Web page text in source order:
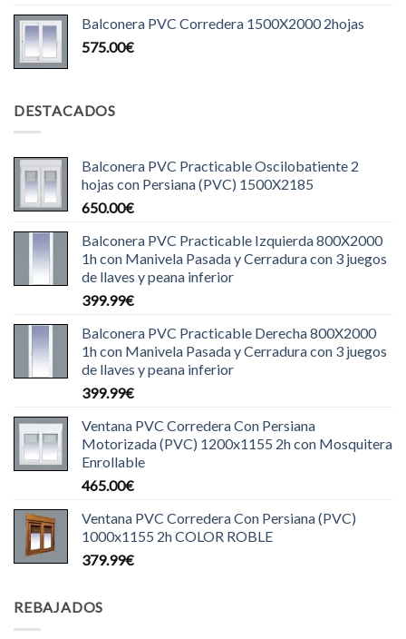
Balconera PVC Corredera 1500X2000 2hojas
575.00€
DESTACADOS
Balconera PVC Practicable Oscilobatiente 2
hojas con Persiana (PVC) 1500X2185
650.00€
Balconera PVC Practicable Izquierda 800X2000
1h con Manivela Pasada y Cerradura con 3 juegos
de llaves y peana inferior
399.99€
Balconera PVC Practicable Derecha 800X2000
1h con Manivela Pasada y Cerradura con 3 juegos
de llaves y peana inferior
399.99€
Ventana PVC Corredera Con Persiana
Motorizada (PVC) 1200x1155 2h con Mosquitera
Enrollable
465.00€
Ventana PVC Corredera Con Persiana (PVC)
1000x1155 2h COLOR ROBLE
379.99€
REBAJADOS